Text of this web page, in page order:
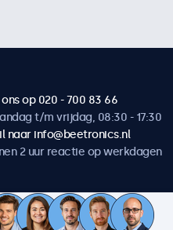
ons op 020 - 700 83 66
t/m vrijdag, 08:30 - 17:30
naar info@beetronics.nl
2 uur reactie op werkdagen